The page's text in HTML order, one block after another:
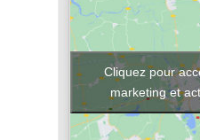
Cliquez pour
marketing et